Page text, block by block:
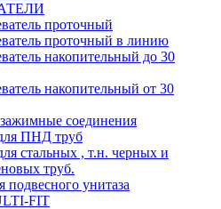
проточный
проточный в линию
накопительный до 30
накопительный от 30
соединения
ПНД труб
стальных , т.н. черных и
труб.
подвесного унитаза
FIT